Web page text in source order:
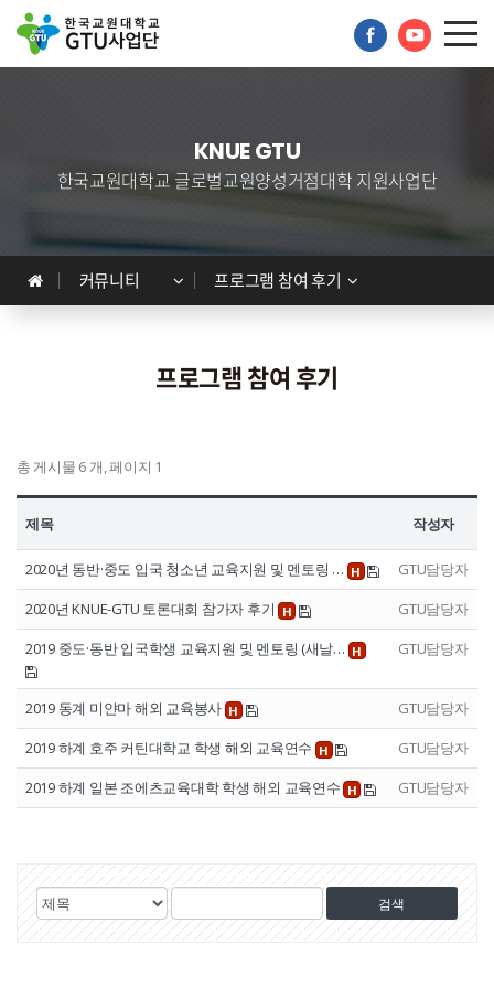
GTU사업단
프로그램 안내
프로그램 신청
회원공간
KNUE GTU
한국교원대학교 글로벌교원양성거점대학 지원사업단
커뮤니티 프로그램 참여 후기
프로그램 참여 후기
총 게시물 6 개, 페이지 1
제목 작성자
2020년 동반·중도 입국 청소년 교육지원 및 멘토링 … H
GTU담당자
2020년 KNUE-GTU 토론대회 참가자 후기 H
GTU담당자
2019 중도·동반 입국학생 교육지원 및 멘토링 (새날… H GTU담당자
2019 동계 미얀마 해외 교육봉사 H
GTU담당자
2019 하계 호주 커틴대학교 학생 해외 교육연수 H
GTU담당자
2019 하계 일본 조에츠교육대학 학생 해외 교육연수 H GTU담당자
게
시
검
색
색